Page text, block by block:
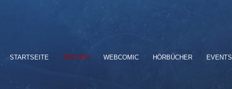
STARTSEITE BÜCHER WEBCOMIC HÖRBÜCHER EVENTS